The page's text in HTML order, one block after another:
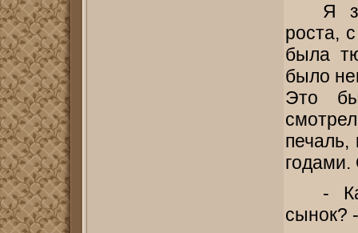
Я
роста,
была
было
Это
годами.
-
сынок?